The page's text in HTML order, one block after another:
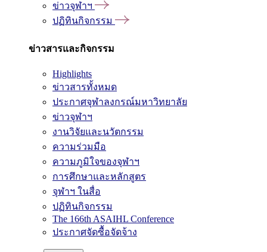
ข่าวจุฬาฯ
ปฏิทินกิจกรรม
ข่าวสารและกิจกรรม
Highlights
ข่าวสารทั้งหมด
ประกาศจุฬาลงกรณ์มหาวิทยาลัย
ข่าวจุฬาฯ
งานวิจัยและนวัตกรรม
ความร่วมมือ
ความภูมิใจของจุฬาฯ
การศึกษาและหลักสูตร
จุฬาฯ ในสื่อ
ปฏิทินกิจกรรม
The 166th ASAIHL Conference
ประกาศจัดซื้อจัดจ้าง